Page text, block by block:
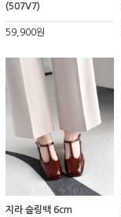
(507V7)
59,900원
지라 슬링백 6cm